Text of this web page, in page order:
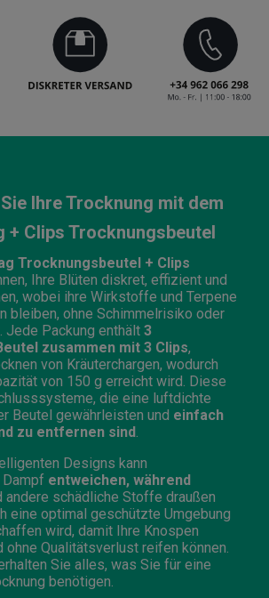
Ihre Trocknung mit dem
+ Clips Trocknungsbeutel
Trocknungsbeutel + Clips
Ihre Blüten diskret, effizient und
wobei ihre Wirkstoffe und Terpene
bleiben, ohne Schimmelrisiko oder
Jede Packung enthält 3
zusammen mit 3 Clips,
von Kräuterchargen, wodurch
von 150 g erreicht wird. Diese
die eine luftdichte
Beutel gewährleisten und einfach
zu entfernen sind
Designs kann
entweichen, während
andere schädliche Stoffe draußen
eine optimal geschützte Umgebung
wird, damit Ihre Knospen
ohne Qualitätsverlust reifen können.
Sie alles, was Sie für eine
benötigen.